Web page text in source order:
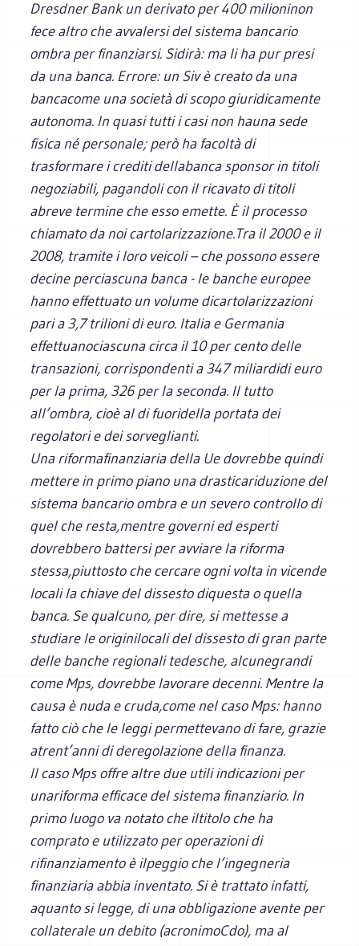
Dresdner Bank un derivato per 400 milioninon
fece altro che avvalersi del sistema bancario
ombra per finanziarsi. Sidirà: ma li ha pur presi
da una banca. Errore: un Siv è creato da una
bancacome una società di scopo giuridicamente
autonoma. In quasi tutti i casi non hauna sede
fisica né personale; però ha facoltà di
trasformare i crediti dellabanca sponsor in titoli
negoziabili, pagandoli con il ricavato di titoli
abreve termine che esso emette. È il processo
chiamato da noi cartolarizzazione.Tra il 2000 e il
2008, tramite i loro veicoli – che possono essere
decine perciascuna banca - le banche europee
hanno effettuato un volume dicartolarizzazioni
pari a 3,7 trilioni di euro. Italia e Germania
effettuanociascuna circa il 10 per cento delle
transazioni, corrispondenti a 347 miliardidi euro
per la prima, 326 per la seconda. Il tutto
all’ombra, cioè al di fuoridella portata dei
regolatori e dei sorveglianti.
Una riformafinanziaria della Ue dovrebbe quindi
mettere in primo piano una drasticariduzione del
sistema bancario ombra e un severo controllo di
quel che resta,mentre governi ed esperti
dovrebbero battersi per avviare la riforma
stessa,piuttosto che cercare ogni volta in vicende
locali la chiave del dissesto diquesta o quella
banca. Se qualcuno, per dire, si mettesse a
studiare le originilocali del dissesto di gran parte
delle banche regionali tedesche, alcunegrandi
come Mps, dovrebbe lavorare decenni. Mentre la
causa è nuda e cruda,come nel caso Mps: hanno
fatto ciò che le leggi permettevano di fare, grazie
atrent’anni di deregolazione della finanza.
Il caso Mps offre altre due utili indicazioni per
unariforma efficace del sistema finanziario. In
primo luogo va notato che iltitolo che ha
comprato e utilizzato per operazioni di
rifinanziamento è ilpeggio che l’ingegneria
finanziaria abbia inventato. Si è trattato infatti,
aquanto si legge, di una obbligazione avente per
collaterale un debito (acronimoCdo), ma al